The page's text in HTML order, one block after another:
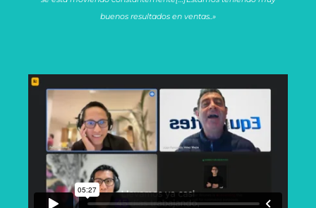
buenos resultados en ventas..»